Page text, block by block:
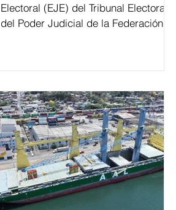
Electoral (EJE) del Tribunal Electoral
del Poder Judicial de la Federación ha
relacionados con la democracia y el
del papel que ha asumido la EJE en la
difusión de la justicia electoral como
un bien público. La mayor parte de las
personas capacitadas no forma